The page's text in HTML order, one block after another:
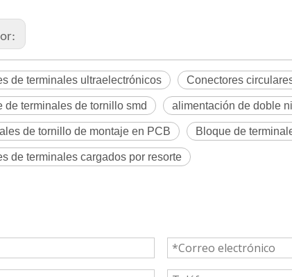
de terminales ultraelectrónicos Conectores
de terminales de tornillo smd alimentación de doble
de tornillo de montaje en PCB Bloque de
de terminales cargados por resorte